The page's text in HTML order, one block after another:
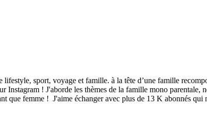
sport, voyage et famille. à la tête d’une famille
! J'aborde les thèmes de la famille mono parentale,
que femme ! J'aime échanger avec plus de 13 K abonnés qui